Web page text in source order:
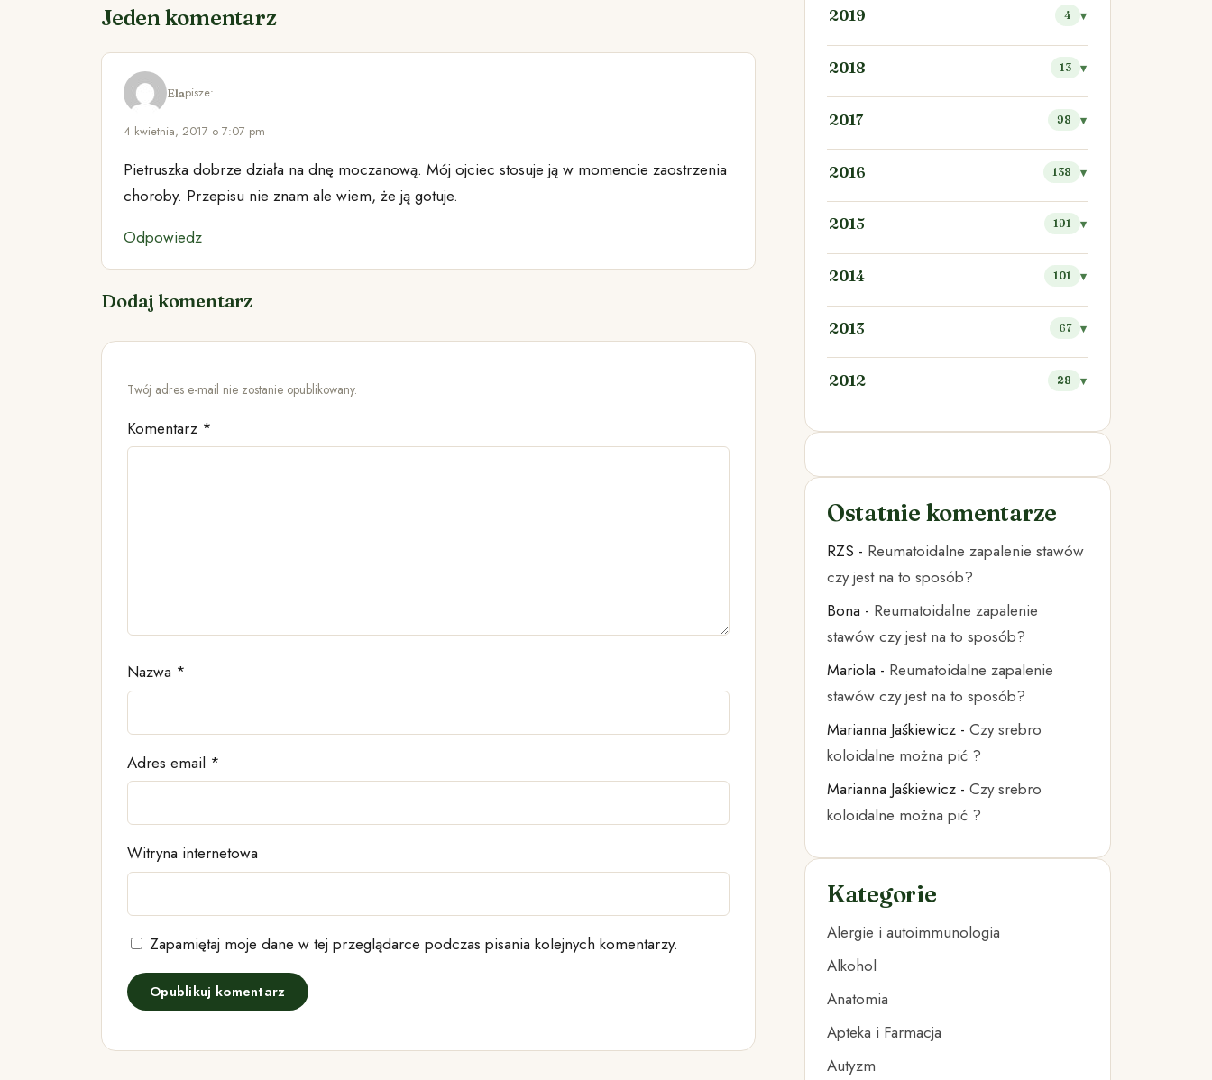
Jeden komentarz
Elapisze:
4 kwietnia, 2017 o 7:07 pm
Pietruszka dobrze działa na dnę moczanową. Mój ojciec stosuje ją w momencie zaostrzenia
choroby. Przepisu nie znam ale wiem, że ją gotuje.
Odpowiedz
Dodaj komentarz
Twój adres e-mail nie zostanie opublikowany.
Komentarz *
Nazwa *
Adres email *
Witryna internetowa
Zapamiętaj moje dane w tej przeglądarce podczas pisania kolejnych komentarzy.
2019 4
2018 13
2017 98
2016 138
2015 191
2014 101
2013 67
2012 28
Ostatnie komentarze
RZS - Reumatoidalne zapalenie stawów
czy jest na to sposób?
Bona - Reumatoidalne zapalenie
stawów czy jest na to sposób?
Mariola - Reumatoidalne zapalenie
stawów czy jest na to sposób?
Marianna Jaśkiewicz - Czy srebro
koloidalne można pić ?
Marianna Jaśkiewicz - Czy srebro
koloidalne można pić ?
Kategorie
Alergie i autoimmunologia
Alkohol
Anatomia
Apteka i Farmacja
Autyzm